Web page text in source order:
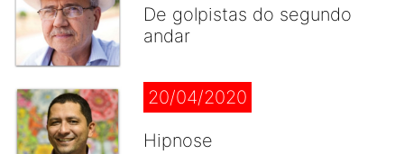
De golpistas do segundo
andar
20/04/2020
Hipnose